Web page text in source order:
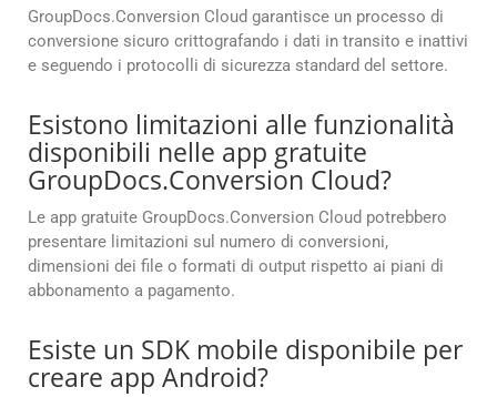
GroupDocs.Conversion Cloud garantisce un processo di
conversione sicuro crittografando i dati in transito e inattivi
e seguendo i protocolli di sicurezza standard del settore.
Esistono limitazioni alle funzionalità
disponibili nelle app gratuite
GroupDocs.Conversion Cloud?
Le app gratuite GroupDocs.Conversion Cloud potrebbero
presentare limitazioni sul numero di conversioni,
dimensioni dei file o formati di output rispetto ai piani di
abbonamento a pagamento.
Esiste un SDK mobile disponibile per
creare app Android?